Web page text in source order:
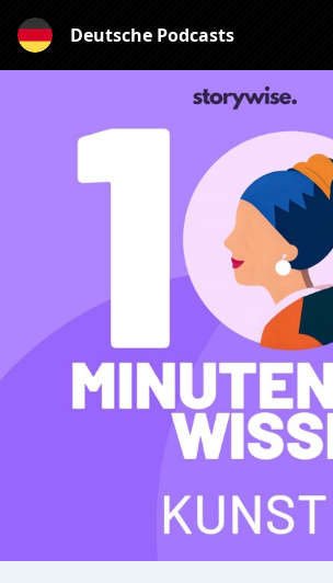
Deutsche Podcasts